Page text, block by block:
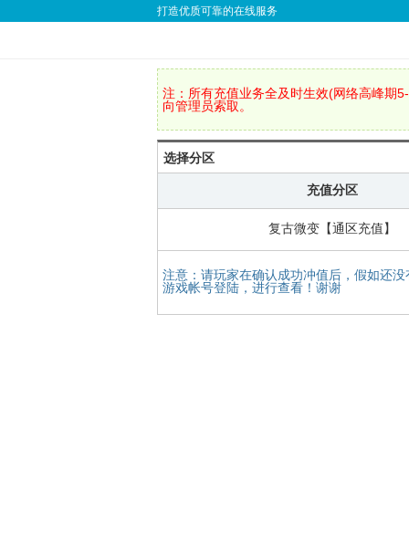
打造优质可靠的在线服务
注：所有充值业务全及时生效(网络高峰期
向管理员索取。
选择分区
充值分区
复古微变【通区充值】
注意：请玩家在确认成功冲值后，假如还
游戏帐号登陆，进行查看！谢谢